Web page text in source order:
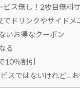
ス無し！2枚目無料
ドリンクやサイドメ
いお得なクーポン
る
10％割引
スではないけれど…